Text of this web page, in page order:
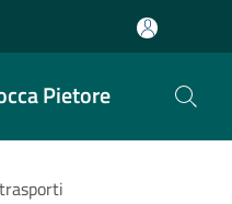
Pietore